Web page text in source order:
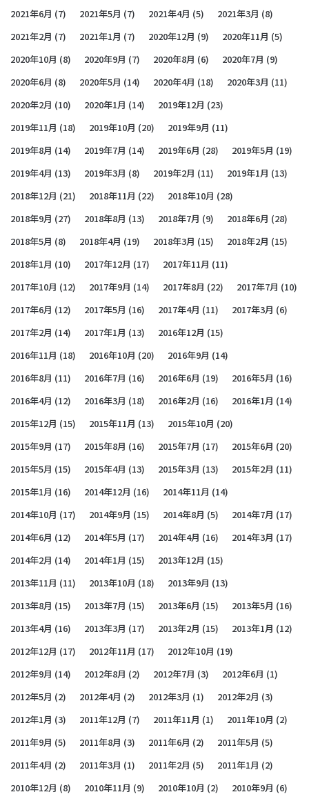
2021年6月 (7) 2021年5月 (7) 2021年4月 (5) 2021年3月 (8)
2021年2月 (7) 2021年1月 (7) 2020年12月 (9) 2020年11月 (5)
2020年10月 (8) 2020年9月 (7) 2020年8月 (6) 2020年7月 (9)
2020年6月 (8) 2020年5月 (14) 2020年4月 (18) 2020年3月 (11)
2020年2月 (10) 2020年1月 (14) 2019年12月 (23)
2019年11月 (18) 2019年10月 (20) 2019年9月 (11)
2019年8月 (14) 2019年7月 (14) 2019年6月 (28) 2019年5月 (19)
2019年4月 (13) 2019年3月 (8) 2019年2月 (11) 2019年1月 (13)
2018年12月 (21) 2018年11月 (22) 2018年10月 (28)
2018年9月 (27) 2018年8月 (13) 2018年7月 (9) 2018年6月 (28)
2018年5月 (8) 2018年4月 (19) 2018年3月 (15) 2018年2月 (15)
2018年1月 (10) 2017年12月 (17) 2017年11月 (11)
2017年10月 (12) 2017年9月 (14) 2017年8月 (22) 2017年7月 (10)
2017年6月 (12) 2017年5月 (16) 2017年4月 (11) 2017年3月 (6)
2017年2月 (14) 2017年1月 (13) 2016年12月 (15)
2016年11月 (18) 2016年10月 (20) 2016年9月 (14)
2016年8月 (11) 2016年7月 (16) 2016年6月 (19) 2016年5月 (16)
2016年4月 (12) 2016年3月 (18) 2016年2月 (16) 2016年1月 (14)
2015年12月 (15) 2015年11月 (13) 2015年10月 (20)
2015年9月 (17) 2015年8月 (16) 2015年7月 (17) 2015年6月 (20)
2015年5月 (15) 2015年4月 (13) 2015年3月 (13) 2015年2月 (11)
2015年1月 (16) 2014年12月 (16) 2014年11月 (14)
2014年10月 (17) 2014年9月 (15) 2014年8月 (5) 2014年7月 (17)
2014年6月 (12) 2014年5月 (17) 2014年4月 (16) 2014年3月 (17)
2014年2月 (14) 2014年1月 (15) 2013年12月 (15)
2013年11月 (11) 2013年10月 (18) 2013年9月 (13)
2013年8月 (15) 2013年7月 (15) 2013年6月 (15) 2013年5月 (16)
2013年4月 (16) 2013年3月 (17) 2013年2月 (15) 2013年1月 (12)
2012年12月 (17) 2012年11月 (17) 2012年10月 (19)
2012年9月 (14) 2012年8月 (2) 2012年7月 (3) 2012年6月 (1)
2012年5月 (2) 2012年4月 (2) 2012年3月 (1) 2012年2月 (3)
2012年1月 (3) 2011年12月 (7) 2011年11月 (1) 2011年10月 (2)
2011年9月 (5) 2011年8月 (3) 2011年6月 (2) 2011年5月 (5)
2011年4月 (2) 2011年3月 (1) 2011年2月 (5) 2011年1月 (2)
2010年12月 (8) 2010年11月 (9) 2010年10月 (2) 2010年9月 (6)